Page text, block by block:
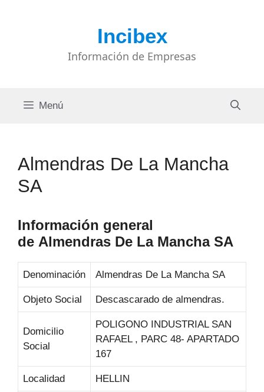
Incibex
Información de Empresas
Menú
Almendras De La Mancha
SA
Información general
de Almendras De La Mancha SA
Denominación Almendras De La Mancha SA
Objeto Social Descascarado de almendras.
Domicilio
Social
POLIGONO INDUSTRIAL SAN
RAFAEL , PARC 48- APARTADO
167
Localidad HELLIN